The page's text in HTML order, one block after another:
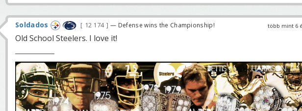
több mint 6
Soldados 12 174 — Defense wins the Championship!
Old School Steelers. I love it!